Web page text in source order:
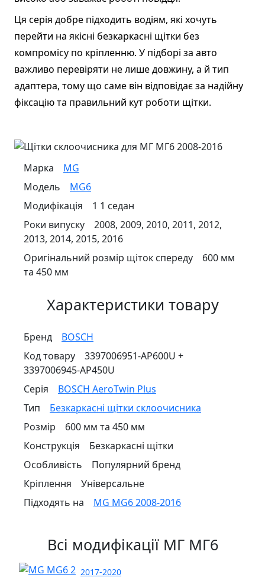
Ця серія добре підходить водіям, які хочуть
перейти на якісні безкаркасні щітки без
компромісу по кріпленню. У підборі за авто
важливо перевіряти не лише довжину, а й тип
адаптера, тому що саме він відповідає за надійну
фіксацію та правильний кут роботи щітки.
Марка
MG
Модель
MG6
Модифікація
1 1 седан
Роки випуску
2008, 2009, 2010, 2011, 2012,
2013, 2014, 2015, 2016
Оригінальний розмір щіток спереду
600 мм
та 450 мм
Характеристики товару
Бренд
BOSCH
Код товару
3397006951-AP600U +
3397006945-AP450U
Серія
BOSCH AeroTwin Plus
Тип
Безкаркасні щітки склоочисника
Розмір
600 мм та 450 мм
Конструкція
Безкаркасні щітки
Особливість
Популярний бренд
Кріплення
Універсальне
Підходять на
MG MG6 2008-2016
Всі модифікації МГ МГ6
2017-2020